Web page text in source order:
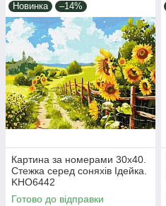
Новинка –14%
Картина за номерами 30х40.
Стежка серед соняхів Ідейка.
KHO6442
Готово до відправки